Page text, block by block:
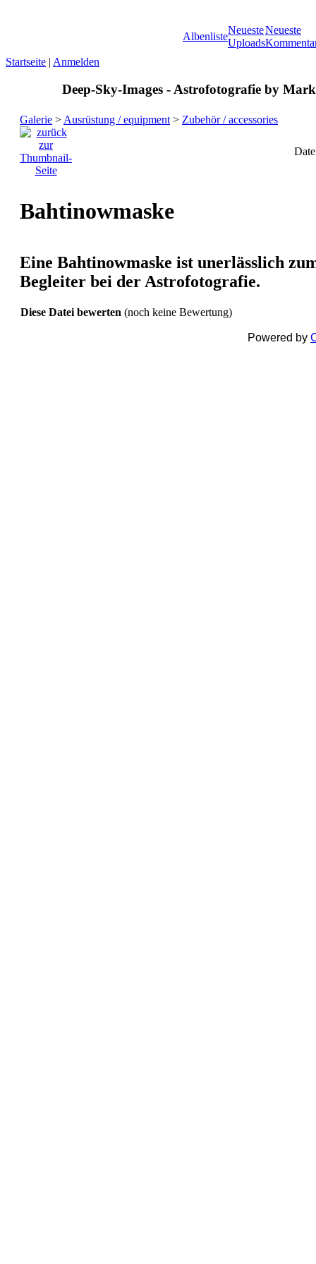
Albenliste
Neueste
Uploads
Neueste
Startseite | Anmelden
Deep-Sky-Images - Astrofotografie by
Galerie >Ausrüstung / equipment> Zubehör / accessories
Bahtinowmaske
Eine Bahtinowmaske ist unerlässlich
Begleiter bei der Astrofotografie.
Diese Datei bewerten (noch keine Bewertung)
Powered by